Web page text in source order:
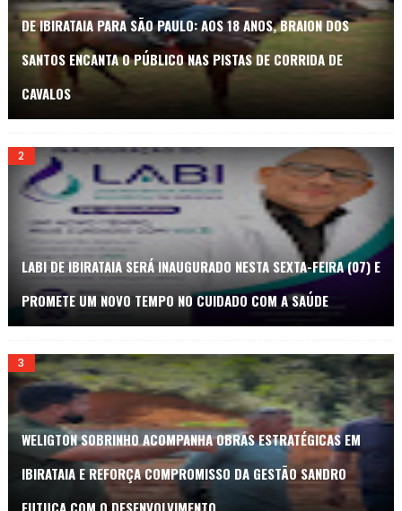
DE IBIRATAIA PARA SÃO PAULO: AOS 18 ANOS, BRAION DOS
SANTOS ENCANTA O PÚBLICO NAS PISTAS DE CORRIDA DE
CAVALOS
LABI DE IBIRATAIA SERÁ INAUGURADO NESTA SEXTA-FEIRA (07) E
PROMETE UM NOVO TEMPO NO CUIDADO COM A SAÚDE
WELIGTON SOBRINHO ACOMPANHA OBRAS ESTRATÉGICAS EM
IBIRATAIA E REFORÇA COMPROMISSO DA GESTÃO SANDRO